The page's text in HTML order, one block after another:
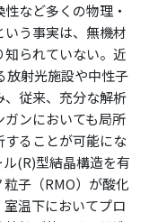
など多くの物理・
う事実は、無機材
られていない。近
射光施設や中性子
従来、充分な解析
ンにおいても局所
ることが可能にな
(R)型結晶構造を有
子（RMO）が酸化
温下においてプロ